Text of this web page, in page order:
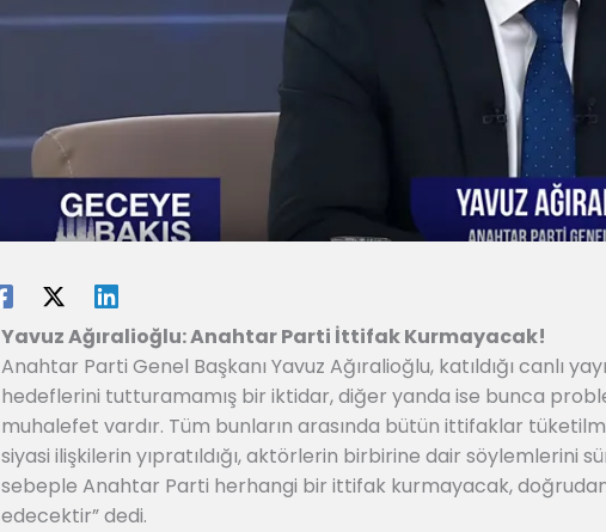
Yavuz Ağıralioğlu: Anahtar Parti İttifak Kurmayacak!
Anahtar Parti Genel Başkanı Yavuz Ağıralioğlu, katıldığı canlı
hedeflerini tutturamamış bir iktidar, diğer yanda ise bunca
muhalefet vardır. Tüm bunların arasında bütün ittifaklar
siyasi ilişkilerin yıpratıldığı, aktörlerin birbirine dair söylemlerini
sebeple Anahtar Parti herhangi bir ittifak kurmayacak,
edecektir” dedi.